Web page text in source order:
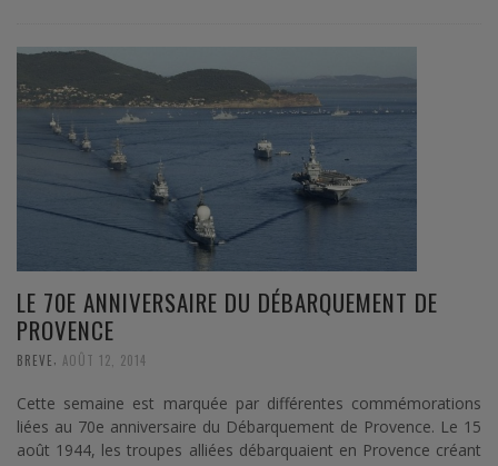
LE 70E ANNIVERSAIRE DU DÉBARQUEMENT DE
PROVENCE
BREVE AOÛT 12, 2014
Cette semaine est marquée par différentes commémorations
liées au 70e anniversaire du Débarquement de Provence. Le 15
août 1944, les troupes alliées débarquaient en Provence créant